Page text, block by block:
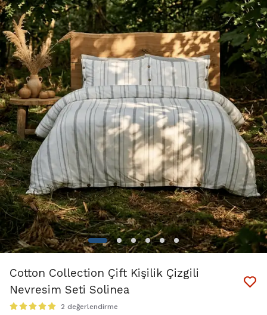
Cotton Collection Çift Kişilik Çizgili
Nevresim Seti Solinea
2 değerlendirme